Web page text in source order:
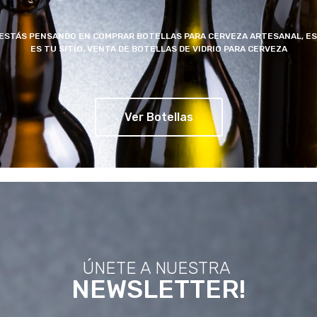
PENSANDO EN COMPRAR BOTELLAS PARA CERVEZA ARTESANAL,
ES TU SITIO. VENTA DE BOTELLAS DE VIDRIO PARA CERVEZA
Ver Botellas
ÚNETE A NUESTRA
NEWSLETTER!